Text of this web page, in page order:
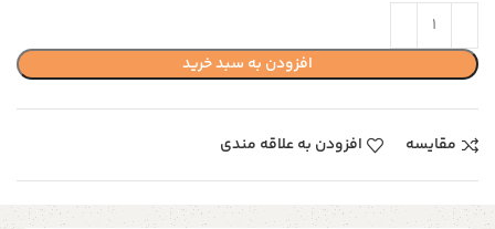
افزودن به سبد خرید
مقایسه افزودن به علاقه مندی